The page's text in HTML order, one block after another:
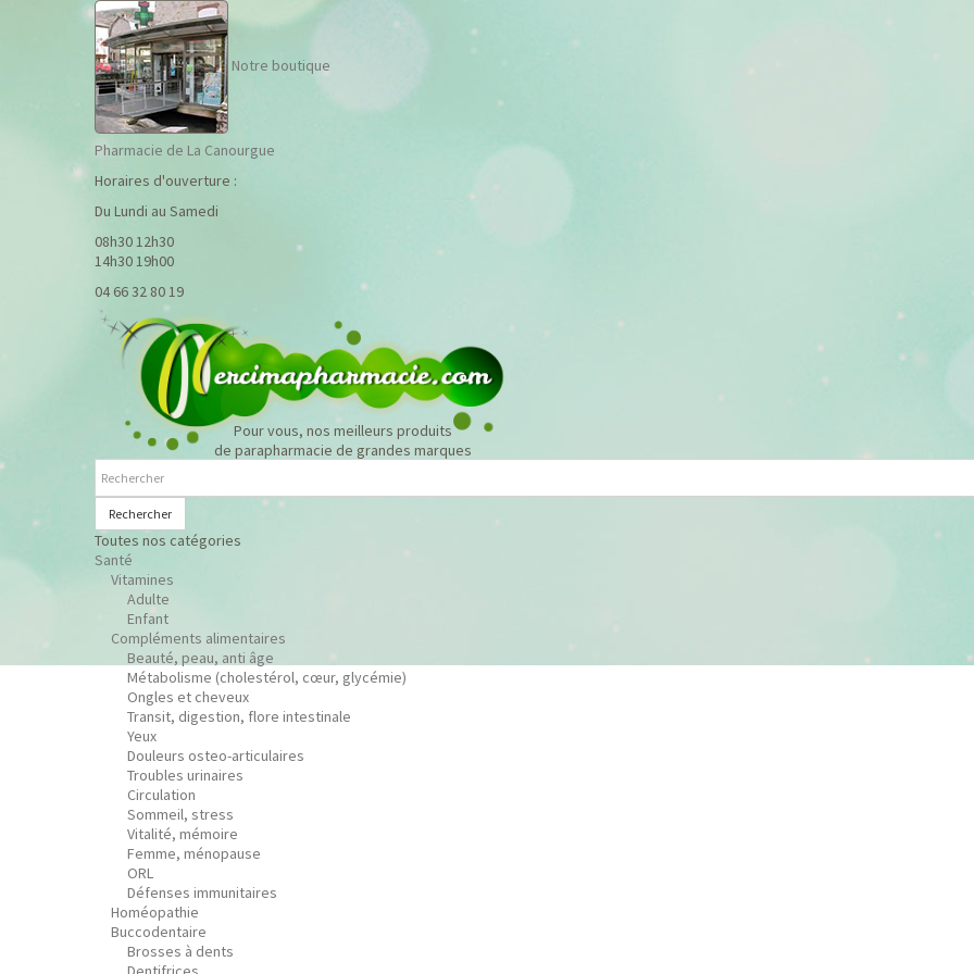
Notre boutique
Pharmacie de La Canourgue
Horaires d'ouverture :
Du Lundi au Samedi
08h30 12h30
14h30 19h00
04 66 32 80 19
Pour vous, nos meilleurs produits
de parapharmacie de grandes marques
Rechercher
Toutes nos catégories
Santé
Vitamines
Adulte
Enfant
Compléments alimentaires
Beauté, peau, anti âge
Métabolisme (cholestérol, cœur, glycémie)
Ongles et cheveux
Transit, digestion, flore intestinale
Yeux
Douleurs osteo-articulaires
Troubles urinaires
Circulation
Sommeil, stress
Vitalité, mémoire
Femme, ménopause
ORL
Défenses immunitaires
Homéopathie
Buccodentaire
Brosses à dents